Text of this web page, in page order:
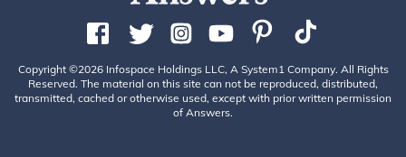
Copyright ©2026 Infospace Holdings LLC, A System1 Company. All Rights
Reserved. The material on this site can not be reproduced, distributed,
transmitted, cached or otherwise used, except with prior written permission
of Answers.